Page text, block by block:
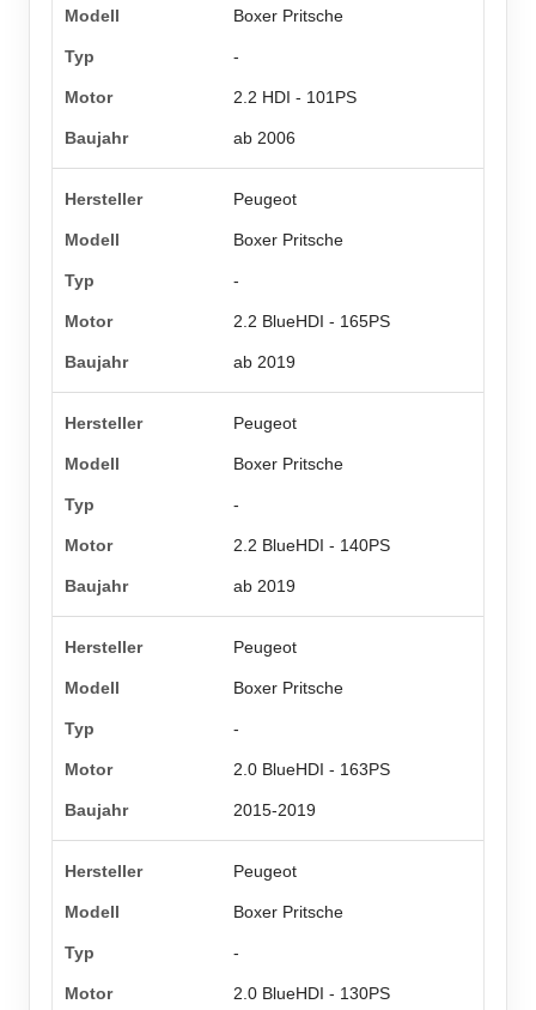
Boxer Pritsche
-
2.2 HDI - 101PS
ab 2006
Peugeot
Boxer Pritsche
-
2.2 BlueHDI - 165PS
ab 2019
Peugeot
Boxer Pritsche
-
2.2 BlueHDI - 140PS
ab 2019
Peugeot
Boxer Pritsche
-
2.0 BlueHDI - 163PS
2015-2019
Peugeot
Boxer Pritsche
-
2.0 BlueHDI - 130PS